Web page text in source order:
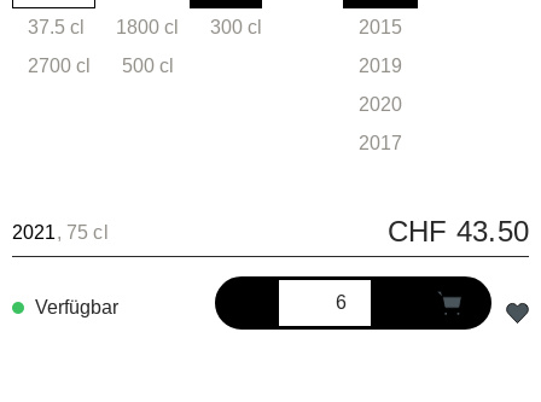
37.5 cl
1800 cl 300 cl
2700 cl 500 cl
2015
2019
2020
2017
2021, 75 cl CHF 43.50
Verfügbar